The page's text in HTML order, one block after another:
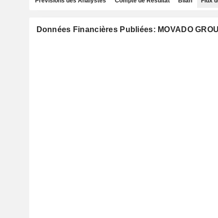
Données Financières Publiées: MOVADO